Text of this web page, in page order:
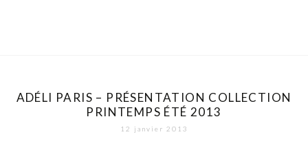
ADÉLI PARIS – PRÉSENTATION COLLECTION
PRINTEMPS ÉTÉ 2013
12 janvier 2013